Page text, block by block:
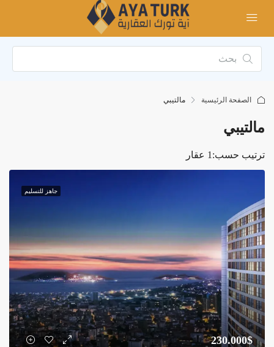
الصفحة الرئيسية مالتيبي
مالتيبي
1 عقار ترتيب حسب:
جاهز للتسليم
230.000$